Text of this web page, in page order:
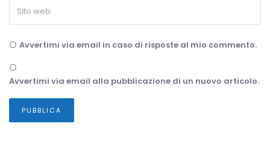
Avvertimi via email in caso di risposte al mio commento.
Avvertimi via email alla pubblicazione di un nuovo articolo.